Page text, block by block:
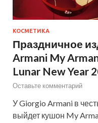
КОСМЕТИКА
Праздничное
Armani My
Lunar New Year
Оставьте комментарий
У Giorgio Armani в
выйдет кушон My